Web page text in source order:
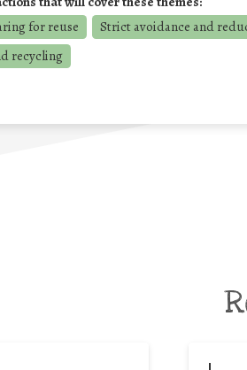
for reuse
Strict avoidance and
recycling